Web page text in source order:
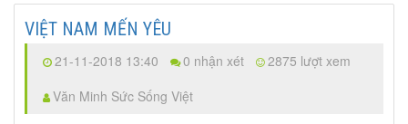
VIỆT NAM MẾN YÊU
21-11-2018 13:40 0 nhận xét
2875 lượt xem
Văn Minh Sức Sống Việt